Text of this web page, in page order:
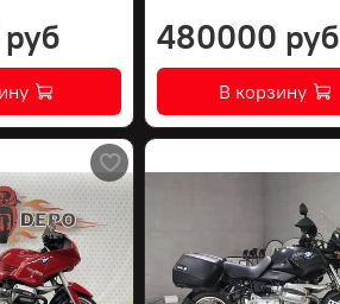
480000 руб
В корзину